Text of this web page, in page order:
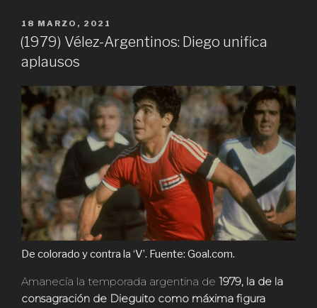
PUBLICADO
EN
18 MARZO, 2021
(1979) Vélez-Argentinos: Diego unifica
aplausos
De colorado y contra la ‘V’. Fuente: Goal.com.
Amanecía la temporada argentina de 1979, la de la
consagración de Dieguito como máxima figura